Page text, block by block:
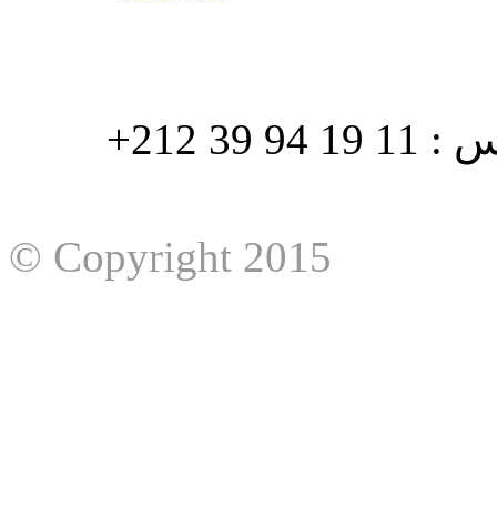
هاتف : 90/88 32 94 39 212+ فاكس : 11 19 94 39 212+
© Copyright 2015